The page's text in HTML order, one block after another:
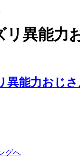
リ異能力
異能力おじ
グへ